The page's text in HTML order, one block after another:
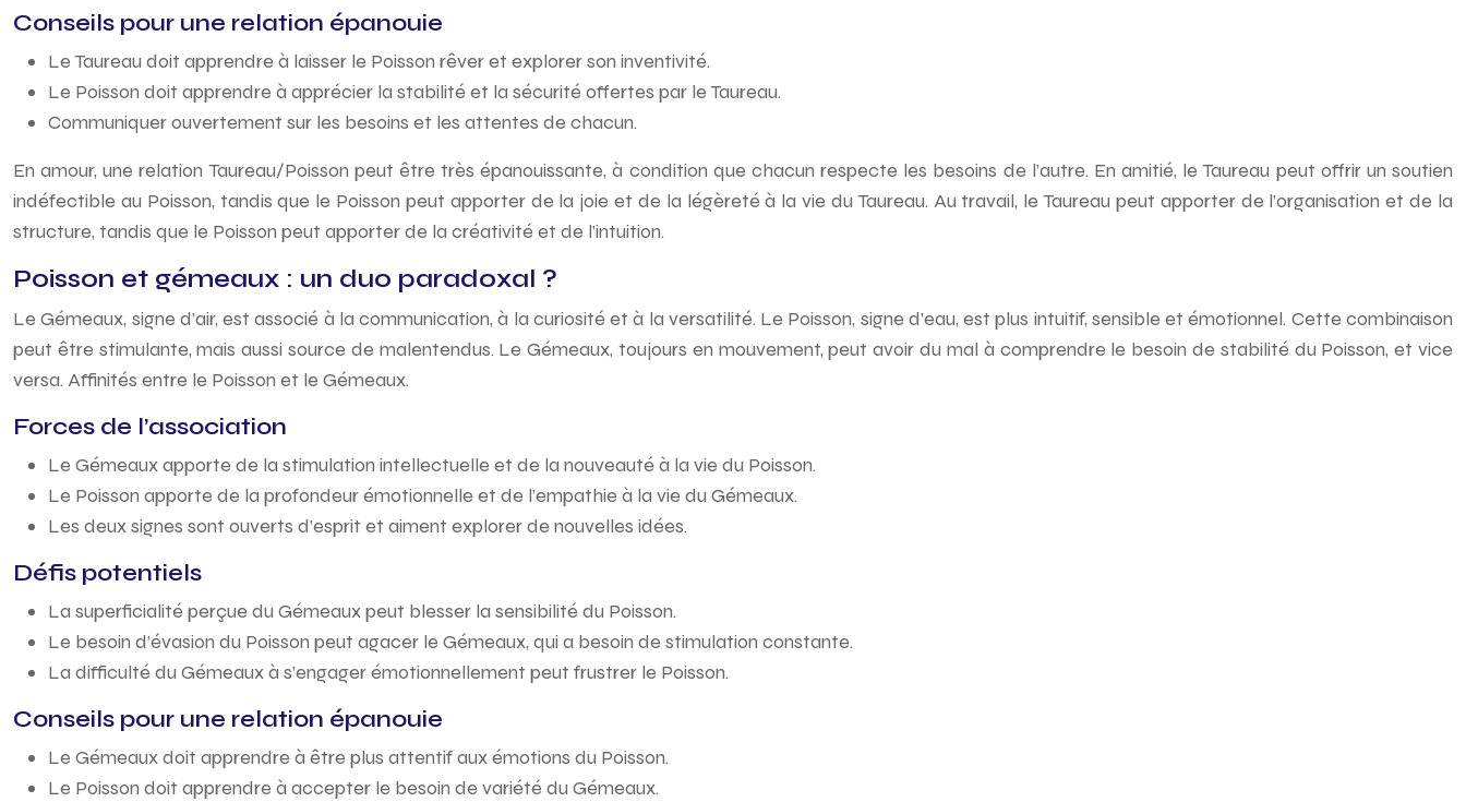
Conseils pour une relation épanouie
Le Taureau doit apprendre à laisser le Poisson rêver et explorer son inventivité.
Le Poisson doit apprendre à apprécier la stabilité et la sécurité offertes par le Taureau.
Communiquer ouvertement sur les besoins et les attentes de chacun.
En amour, une relation Taureau/Poisson peut être très épanouissante, à condition que chacun respecte les besoins de l’autre. En amitié, le Taureau peut offrir un soutien
indéfectible au Poisson, tandis que le Poisson peut apporter de la joie et de la légèreté à la vie du Taureau. Au travail, le Taureau peut apporter de l’organisation et de la
structure, tandis que le Poisson peut apporter de la créativité et de l’intuition.
Poisson et gémeaux : un duo paradoxal ?
Le Gémeaux, signe d’air, est associé à la communication, à la curiosité et à la versatilité. Le Poisson, signe d’eau, est plus intuitif, sensible et émotionnel. Cette combinaison
peut être stimulante, mais aussi source de malentendus. Le Gémeaux, toujours en mouvement, peut avoir du mal à comprendre le besoin de stabilité du Poisson, et vice
versa. Affinités entre le Poisson et le Gémeaux.
Forces de l’association
Le Gémeaux apporte de la stimulation intellectuelle et de la nouveauté à la vie du Poisson.
Le Poisson apporte de la profondeur émotionnelle et de l’empathie à la vie du Gémeaux.
Les deux signes sont ouverts d’esprit et aiment explorer de nouvelles idées.
Défis potentiels
La superficialité perçue du Gémeaux peut blesser la sensibilité du Poisson.
Le besoin d’évasion du Poisson peut agacer le Gémeaux, qui a besoin de stimulation constante.
La difficulté du Gémeaux à s’engager émotionnellement peut frustrer le Poisson.
Conseils pour une relation épanouie
Le Gémeaux doit apprendre à être plus attentif aux émotions du Poisson.
Le Poisson doit apprendre à accepter le besoin de variété du Gémeaux.